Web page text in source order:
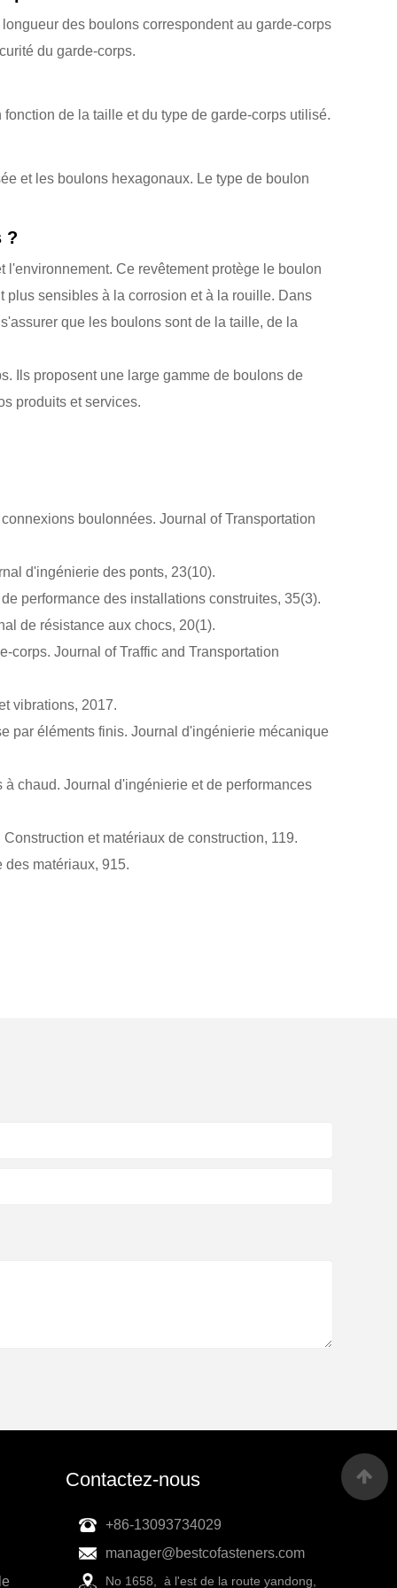
des boulons correspondent au garde-corps
du garde-corps.
de la taille et du type de garde-corps utilisé.
et les boulons hexagonaux. Le type de boulon
?
Ce revêtement protège le boulon
plus sensibles à la corrosion et à la rouille. Dans
que les boulons sont de la taille, de la
Ils proposent une large gamme de boulons de
produits et services.
boulonnées. Journal of Transportation
d'ingénierie des ponts, 23(10).
performance des installations construites, 35(3).
de résistance aux chocs, 20(1).
corps. Journal of Traffic and Transportation
vibrations, 2017.
par éléments finis. Journal d'ingénierie mécanique
chaud. Journal d'ingénierie et de performances
et matériaux de construction, 119.
des matériaux, 915.
Contactez-nous
+86-13093734029
manager@bestcofasteners.com
No 1658, à l'est de la route yandong,